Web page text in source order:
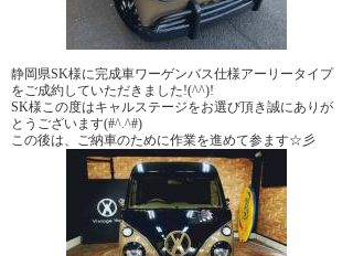
静岡県SK様に完成車ワーゲンバス仕様アーリータイプ
をご成約していただきました!(^^)!
SK様この度はキャルステージをお選び頂き誠にありが
とうございます(#^.^#)
この後は、ご納車のために作業を進めて参ます☆彡